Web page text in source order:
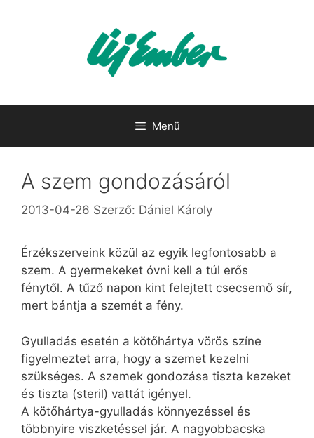
Menü
A szem gondozásáról
2013-04-26 Szerző: Dániel Károly
Érzékszerveink közül az egyik legfontosabb a
szem. A gyermekeket óvni kell a túl erős
fénytől. A tűző napon kint felejtett csecsemő sír,
mert bántja a szemét a fény.
Gyulladás esetén a kötőhártya vörös színe
figyelmeztet arra, hogy a szemet kezelni
szükséges. A szemek gondozása tiszta kezeket
és tiszta (steril) vattát igényel.
A kötőhártya-gyulladás könnyezéssel és
többnyire viszketéssel jár. A nagyobbacska